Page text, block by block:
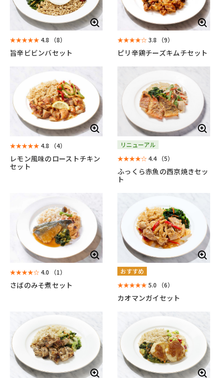
★★★★★4.8 （8）
旨辛ビビンバセット
★★★★☆3.8 （9）
ピリ辛鶏チーズキムチセット
★★★★★4.8 （4）
レモン風味のローストチキン
セット
リニューアル
★★★★☆4.4 （5）
ふっくら赤魚の西京焼きセッ
ト
★★★★☆4.0 （1）
さばのみそ煮セット
おすすめ
★★★★★5.0 （6）
カオマンガイセット